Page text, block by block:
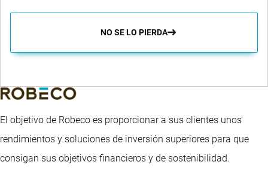
NO SE LO PIERDA
El objetivo de Robeco es proporcionar a sus clientes unos
rendimientos y soluciones de inversión superiores para que
consigan sus objetivos financieros y de sostenibilidad.